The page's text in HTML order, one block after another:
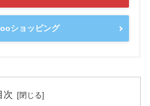
ショッピング
次